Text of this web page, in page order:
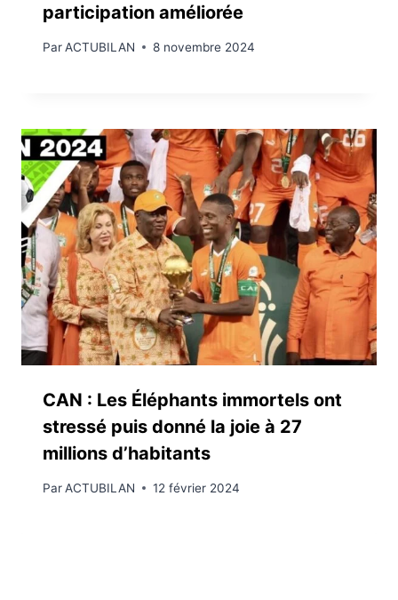
participation améliorée
ParACTUBILAN 8 novembre 2024
CAN : Les Éléphants immortels ont
stressé puis donné la joie à 27
millions d’habitants
ParACTUBILAN 12 février 2024